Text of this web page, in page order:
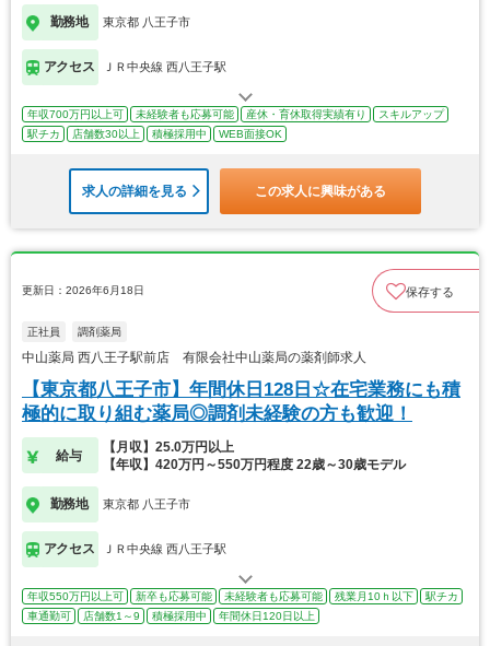
勤務地 東京都 八王子市
アクセス ＪＲ中央線 西八王子駅
年収700万円以上可 未経験者も応募可能 産休・育休取得実績有り
スキルアップ
駅チカ
店舗数30以上 積極採用中 WEB面接OK
求人の詳細を見る この求人に興味がある
更新日：2026年6月18日 保存する
正社員 調剤薬局
中山薬局 西八王子駅前店 有限会社中山薬局の薬剤師求人
【東京都八王子市】年間休日128日☆在宅業務にも積
極的に取り組む薬局◎調剤未経験の方も歓迎！
給与
【月収】25.0万円以上
【年収】420万円～550万円程度 22歳～30歳モデル
勤務地 東京都 八王子市
アクセス ＪＲ中央線 西八王子駅
年収550万円以上可 新卒も応募可能 未経験者も応募可能 残業月10ｈ以下
駅チカ
車通勤可
店舗数1～9 積極採用中 年間休日120日以上